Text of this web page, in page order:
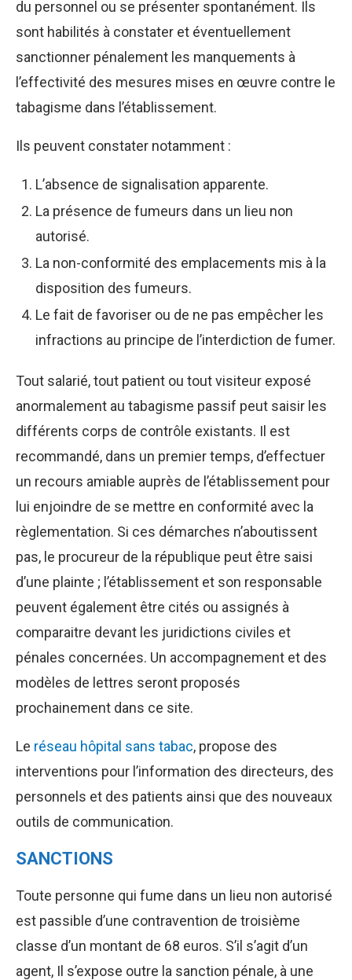
du personnel ou se présenter spontanément. Ils
sont habilités à constater et éventuellement
sanctionner pénalement les manquements à
l’effectivité des mesures mises en œuvre contre le
tabagisme dans l’établissement.
Ils peuvent constater notamment :
L’absence de signalisation apparente.
La présence de fumeurs dans un lieu non
autorisé.
La non-conformité des emplacements mis à la
disposition des fumeurs.
Le fait de favoriser ou de ne pas empêcher les
infractions au principe de l’interdiction de fumer.
Tout salarié, tout patient ou tout visiteur exposé
anormalement au tabagisme passif peut saisir les
différents corps de contrôle existants. Il est
recommandé, dans un premier temps, d’effectuer
un recours amiable auprès de l’établissement pour
lui enjoindre de se mettre en conformité avec la
règlementation. Si ces démarches n’aboutissent
pas, le procureur de la république peut être saisi
d’une plainte ; l’établissement et son responsable
peuvent également être cités ou assignés à
comparaitre devant les juridictions civiles et
pénales concernées. Un accompagnement et des
modèles de lettres seront proposés
prochainement dans ce site.
Le réseau hôpital sans tabac, propose des
interventions pour l’information des directeurs, des
personnels et des patients ainsi que des nouveaux
outils de communication.
SANCTIONS
Toute personne qui fume dans un lieu non autorisé
est passible d’une contravention de troisième
classe d’un montant de 68 euros. S’il s’agit d’un
agent, Il s’expose outre la sanction pénale, à une